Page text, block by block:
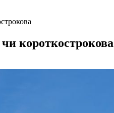
чи короткострокова